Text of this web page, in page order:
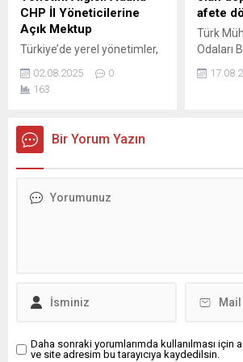
ve düzen...
ismi
ile
CHP İl Yöneticilerine
Açık Mektup
Türkiye’de yerel yönetimler,
anayasal özerklikleri
sayesinde halkın iradesini
doğrudan yansıtan en
Ancak bu özerkliğin zaman
zaman çeşitli siyasi davranış
çerçevede, Adana’da CHP il
02.08.2025
0
163
afete
Türk
Odaları
Adana
Aksu,
Bir Yorum Yazın
Daha sonraki yorumlarımda kullanılması için
ve site adresim bu tarayıcıya kaydedilsin.